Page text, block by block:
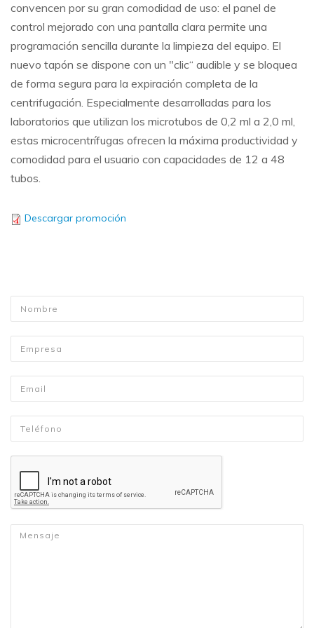
convencen por su gran comodidad de uso: el panel de
control mejorado con una pantalla clara permite una
programación sencilla durante la limpieza del equipo. El
nuevo tapón se dispone con un "clic“ audible y se bloquea
de forma segura para la expiración completa de la
centrifugación. Especialmente desarrolladas para los
laboratorios que utilizan los microtubos de 0,2 ml a 2,0 ml,
estas microcentrífugas ofrecen la máxima productividad y
comodidad para el usuario con capacidades de 12 a 48
tubos.
Descargar promoción
Nombre
Empresa
Email *
Telefono
Mensaje*